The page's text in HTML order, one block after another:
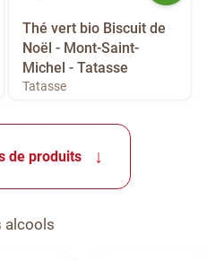
Thé vert bio Biscuit de
Noël - Mont-Saint-
Michel - Tatasse
Tatasse
de produits
alcools